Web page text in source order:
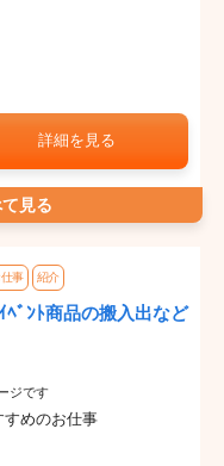
詳細を見る
見る
事 紹介
ﾍﾞﾝﾄ商品の搬入出など
ジです
めのお仕事